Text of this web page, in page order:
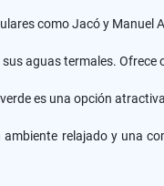
como Jacó y
aguas termales.
es una opción
relajado y una